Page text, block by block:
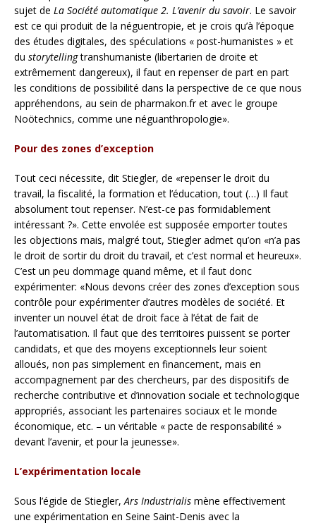
sujet de La Société automatique 2. L’avenir du savoir. Le savoir
est ce qui produit de la néguentropie, et je crois qu’à l’époque
des études digitales, des spéculations « post-humanistes » et
du storytellingtranshumaniste (libertarien de droite et
extrêmement dangereux), il faut en repenser de part en part
les conditions de possibilité dans la perspective de ce que nous
appréhendons, au sein de pharmakon.fr et avec le groupe
Noötechnics, comme une néguanthropologie».
Pour des zones d’exception
Tout ceci nécessite, dit Stiegler, de «repenser le droit du
travail, la fiscalité, la formation et l’éducation, tout (…) Il faut
absolument tout repenser. N’est-ce pas formidablement
intéressant ?». Cette envolée est supposée emporter toutes
les objections mais, malgré tout, Stiegler admet qu’on «n’a pas
le droit de sortir du droit du travail, et c’est normal et heureux».
C’est un peu dommage quand même, et il faut donc
expérimenter: «Nous devons créer des zones d’exception sous
contrôle pour expérimenter d’autres modèles de société. Et
inventer un nouvel état de droit face à l’état de fait de
l’automatisation. Il faut que des territoires puissent se porter
candidats, et que des moyens exceptionnels leur soient
alloués, non pas simplement en financement, mais en
accompagnement par des chercheurs, par des dispositifs de
recherche contributive et d’innovation sociale et technologique
appropriés, associant les partenaires sociaux et le monde
économique, etc. – un véritable « pacte de responsabilité »
devant l’avenir, et pour la jeunesse».
L’expérimentation locale
Sous l’égide de Stiegler, Ars Industrialis mène effectivement
une expérimentation en Seine Saint-Denis avec la